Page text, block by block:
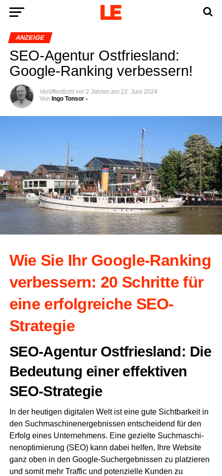
ANZEIGE
SEO-Agen­tur Ost­fries­land:
Goog­le-Ran­king verbessern!
Veröffentlicht vor 2 Jahren am 22. Juni 2024
Von Ingo Tonsor -
Wie Sie Ihr Goog­le-Ran­king
ver­bes­sern: 20 Schrit­te für
eine erfolg­rei­che SEO-
Strategie
SEO-Agen­tur Ost­fries­land: Die
Bedeu­tung einer effek­ti­ven
SEO-Strategie
In der heu­ti­gen digi­ta­len Welt ist eine gute Sicht­bar­keit in
den Such­ma­schi­nen­er­geb­nis­sen ent­schei­dend für den
Erfolg eines Unter­neh­mens. Eine geziel­te Such­ma­schi­
nen­op­ti­mie­rung (SEO) kann dabei hel­fen, Ihre Web­site
ganz oben in den Goog­le-Such­ergeb­nis­sen zu plat­zie­ren
und somit mehr Traf­fic und poten­zi­el­le Kun­den zu